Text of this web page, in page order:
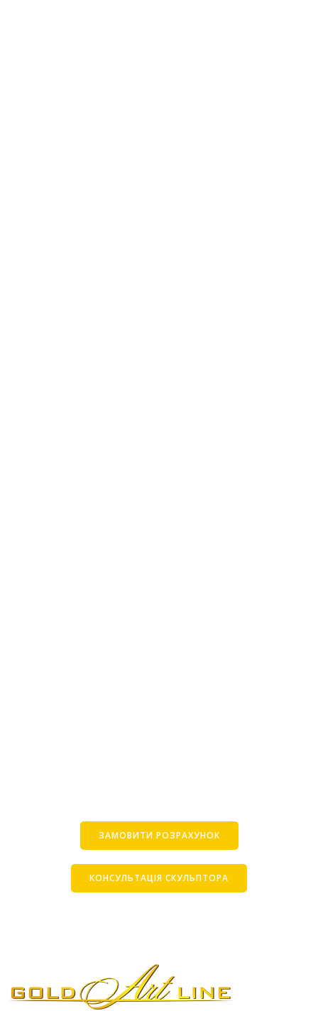
ЗАМОВИТИ РОЗРАХУНОК
КОНСУЛЬТАЦІЯ СКУЛЬПТОРА